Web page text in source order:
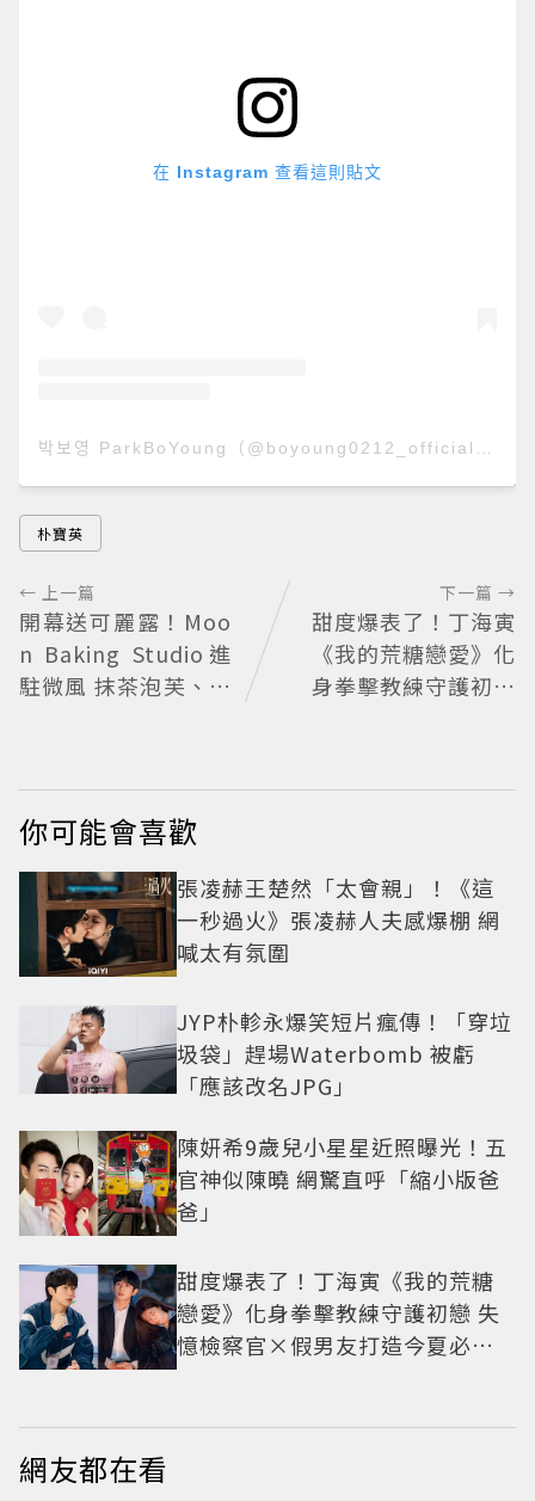
在 Instagram 查看這則貼文
朴寶英
← 上一篇
開幕送可麗露！Moo
n Baking Studio進
駐微風 抹茶泡芙、芒
下一篇 →
甜度爆表了！丁海寅
《我的荒糖戀愛》化
身拳擊教練守護初戀
你可能會喜歡
張凌赫王楚然「太會親」！《這
一秒過火》張凌赫人夫感爆棚 網
喊太有氛圍
JYP朴軫永爆笑短片瘋傳！「穿垃
圾袋」趕場Waterbomb 被虧
「應該改名JPG」
陳妍希9歲兒小星星近照曝光！五
官神似陳曉 網驚直呼「縮小版爸
爸」
甜度爆表了！丁海寅《我的荒糖
戀愛》化身拳擊教練守護初戀 失
憶檢察官×假男友打造今夏必看
網友都在看